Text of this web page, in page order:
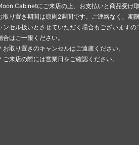
Cabinetにご来店の上、お支払いと商品受け取
取り置き期間は原則2週間です。ご連絡なく、期
ンセル扱いとさせていただく場合もございますの
合はご一報ください。
お取り置きのキャンセルはご遠慮ください。
ご来店の際には営業日をご確認ください。